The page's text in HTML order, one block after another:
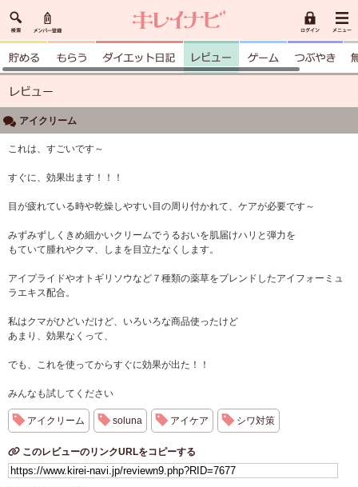
アイクリーム
これは、すごいです～
すぐに、効果出ます！！！
目が疲れている時や乾燥しやすい目の周り付かれて、ケアが必要です～
みずみずしくきめ細かいクリームでうるおいを肌届けハリと弾力を
もていて腫れやクマ、しまを目立たなくします。
アイプライドやオトギリソウなど７種類の薬草をプレンドしたアイフォーミュ
ラエキス配合。
私はクマがひどいだけど、いろいろな商品使ったけど
あまり、効果なくって、
でも、これを使ってからすぐに効果が出た！！
みんなも試してください
アイクリーム soluna アイケア シワ対策
このレビューのリンクURLをコピーする